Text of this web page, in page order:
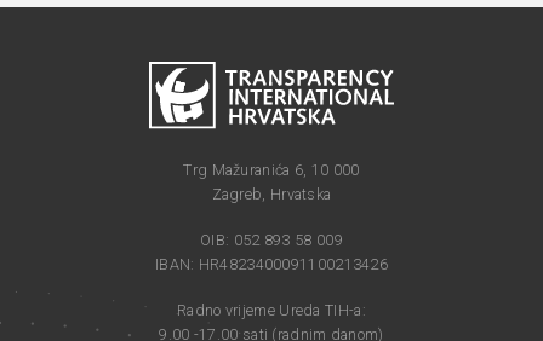
Trg Mažuranića 6, 10 000
Zagreb, Hrvatska
OIB: 052 893 58 009
IBAN: HR4823400091100213426
Radno vrijeme Ureda TIH-a:
9.00 -17.00 sati (radnim danom)